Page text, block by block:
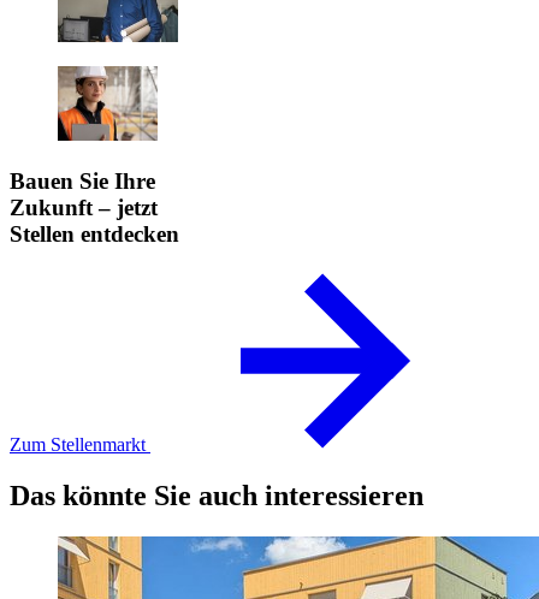
Bauen Sie Ihre
Zukunft – jetzt
Stellen entdecken
Zum Stellenmarkt
Das könnte Sie auch interessieren